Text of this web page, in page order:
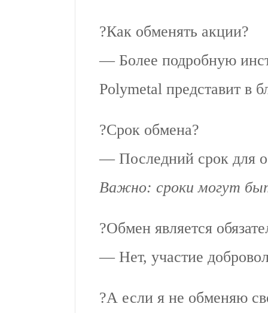
?Как обменять акции?
— Более подробную
Polymetal представит в
?Срок обмена?
— Последний срок для
Важно: сроки могут
?Обмен является
— Нет, участие
?А если я не обменяю